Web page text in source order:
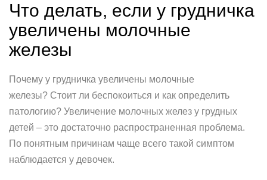
Что делать, если у грудничка
увеличены молочные
железы
Почему у грудничка увеличены молочные
железы? Стоит ли беспокоиться и как определить
патологию? Увеличение молочных желез у грудных
детей – это достаточно распространенная проблема.
По понятным причинам чаще всего такой симптом
наблюдается у девочек.